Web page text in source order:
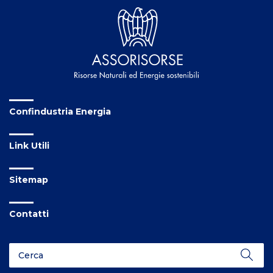
Confindustria Energia
Link Utili
Sitemap
Contatti